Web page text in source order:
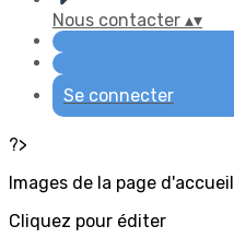
Nous contacter ▴▾
Se connecter
?>
Images de la page d'accueil
Cliquez pour éditer